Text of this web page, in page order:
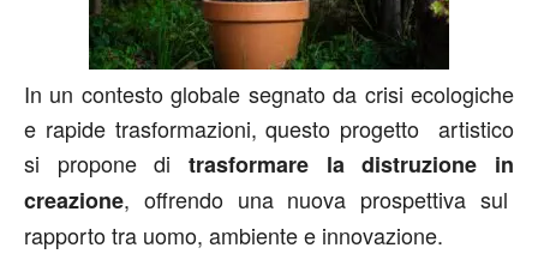
In un contesto globale segnato da crisi ecologiche
e rapide trasformazioni, questo progetto artistico
si propone di trasformare la distruzione in
creazione, offrendo una nuova prospettiva sul
rapporto tra uomo, ambiente e innovazione.